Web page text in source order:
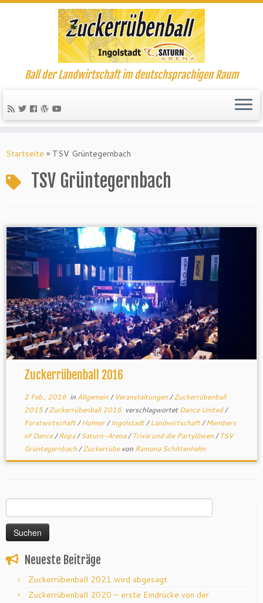
Ball der Landwirtschaft im deutschsprachigen Raum
Startseite » TSV Grüntegernbach
TSV Grüntegernbach
Zuckerrübenball 2016
2 Feb., 2016in Allgemein/ Veranstaltungen/Zuckerrübenball
2015/Zuckerrübenball 2016 verschlagwortetDance United/
Forstwirtschaft/Holmer/Ingolstadt/Landwirtschaft/Members
of Dance/Ropa/Saturn-Arena/Trixie und die Partylöwen/TSV
Grüntegernbach/Zuckerrübe von Ramona Schittenhelm
nach:
Neueste Beiträge
Zuckerrübenball 2021 wird abgesagt
Zuckerrübenball 2020 – erste Eindrücke von der